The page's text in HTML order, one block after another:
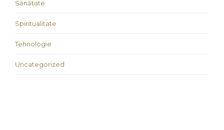
Sănătate
Spiritualitate
Tehnologie
Uncategorized